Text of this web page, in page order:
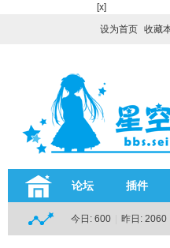
[x]
设为首页
收藏
论坛 插件
今日: 600 昨日: 2060